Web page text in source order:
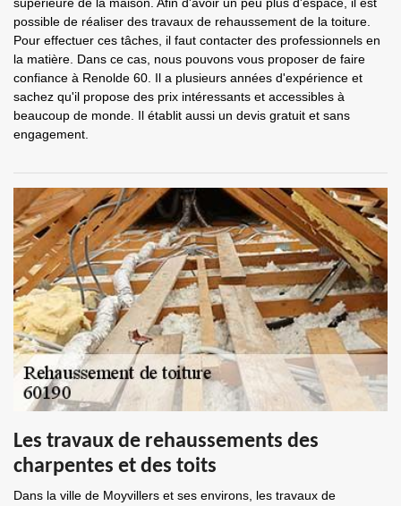
possible de réaliser des travaux de rehaussement de la toiture.
Pour effectuer ces tâches, il faut contacter des professionnels en
la matière. Dans ce cas, nous pouvons vous proposer de faire
confiance à Renolde 60. Il a plusieurs années d'expérience et
sachez qu'il propose des prix intéressants et accessibles à
beaucoup de monde. Il établit aussi un devis gratuit et sans
engagement.
Les travaux de rehaussements des
charpentes et des toits
Dans la ville de Moyvillers et ses environs, les travaux de